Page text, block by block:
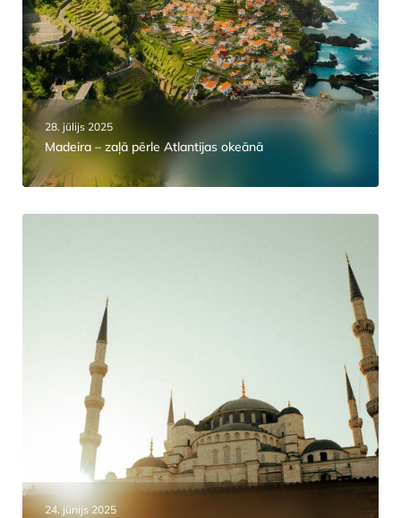
28. jūlijs 2025
Madeira – zaļā pērle Atlantijas okeānā
24. jūnijs 2025